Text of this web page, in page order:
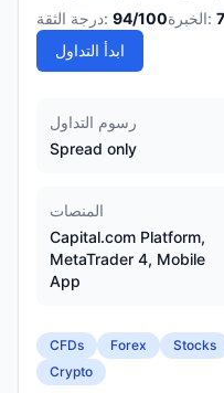
درجة الثقة: 94/100 الخبرة: 7
ابدأ التداول
رسوم التداول
Spread only
المنصات
Capital.com Platform,
MetaTrader 4, Mobile
App
CFDs Forex Stocks
Crypto